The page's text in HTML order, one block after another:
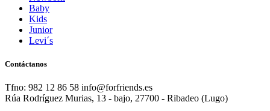
Baby
Kids
Junior
Levi´s
Contáctanos
Tfno: 982 12 86 58 info@forfriends.es
Rúa Rodríguez Murias, 13 - bajo, 27700 - Ribadeo (Lugo)